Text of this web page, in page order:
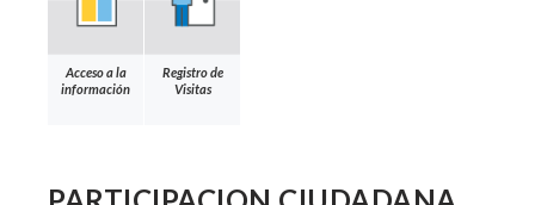
Acceso a la
información
Registro de
Visitas